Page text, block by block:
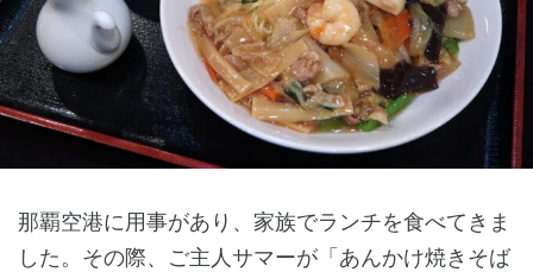
那覇空港に用事があり、家族でランチを食べてきま
した。その際、ご主人サマーが「あんかけ焼きそば